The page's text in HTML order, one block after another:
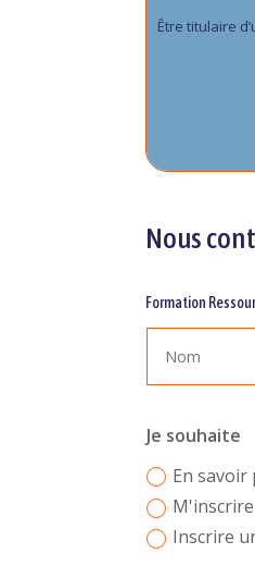
Être titulaire
Nous
Formation
Je souhaite
En
Inscrire